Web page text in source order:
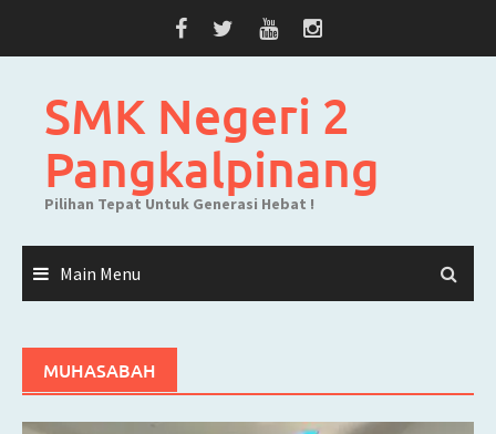
SMK Negeri 2
Pangkalpinang
Pilihan Tepat Untuk Generasi Hebat !
Main Menu
MUHASABAH